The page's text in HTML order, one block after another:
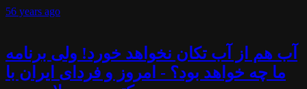
56 years ago
آب هم از آب تکان نخواهد خورد! ولی برنامه
ما چه خواهد بود؟ - امروز و فردای ایران با